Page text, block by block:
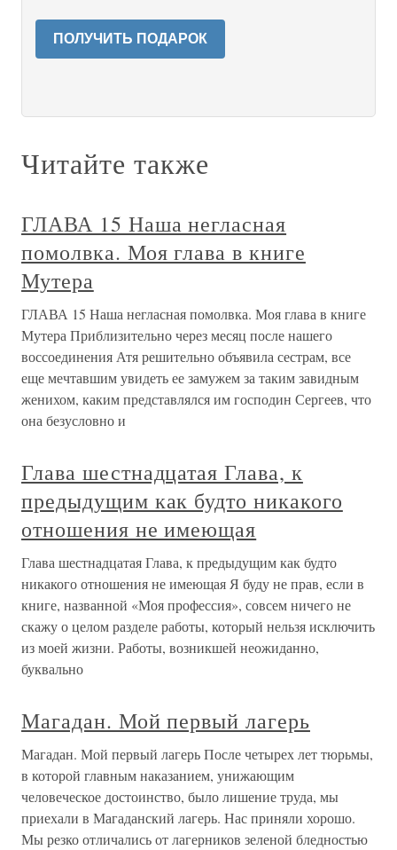
ПОЛУЧИТЬ ПОДАРОК
Читайте также
ГЛАВА 15 Наша негласная
помолвка. Моя глава в книге
Мутера
ГЛАВА 15 Наша негласная помолвка. Моя глава в книге
Мутера Приблизительно через месяц после нашего
воссоединения Атя решительно объявила сестрам, все
еще мечтавшим увидеть ее замужем за таким завидным
женихом, каким представлялся им господин Сергеев, что
она безусловно и
Глава шестнадцатая Глава, к
предыдущим как будто никакого
отношения не имеющая
Глава шестнадцатая Глава, к предыдущим как будто
никакого отношения не имеющая Я буду не прав, если в
книге, названной «Моя профессия», совсем ничего не
скажу о целом разделе работы, который нельзя исключить
из моей жизни. Работы, возникшей неожиданно,
буквально
Магадан. Мой первый лагерь
Магадан. Мой первый лагерь После четырех лет тюрьмы,
в которой главным наказанием, унижающим
человеческое достоинство, было лишение труда, мы
приехали в Магаданский лагерь. Нас приняли хорошо.
Мы резко отличались от лагерников зеленой бледностью